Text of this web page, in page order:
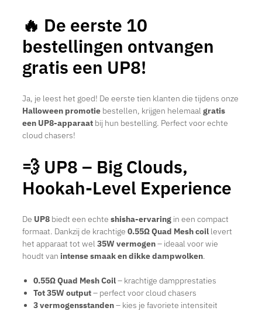
🔥 De eerste 10
bestellingen ontvangen
gratis een UP8!
Ja, je leest het goed! De eerste tien klanten die tijdens onze
Halloween promotie bestellen, krijgen helemaalgratis
een UP8-apparaat bij hun bestelling. Perfect voor echte
cloud chasers!
💨 UP8 – Big Clouds,
Hookah-Level Experience
De UP8 biedt een echteshisha-ervaring in een compact
formaat. Dankzij de krachtige0.55Ω Quad Mesh coil levert
het apparaat tot wel35W vermogen– ideaal voor wie
houdt vanintense smaak en dikke dampwolken.
0.55Ω Quad Mesh Coil– krachtige dampprestaties
Tot 35W output– perfect voor cloud chasers
3 vermogensstanden– kies je favoriete intensiteit